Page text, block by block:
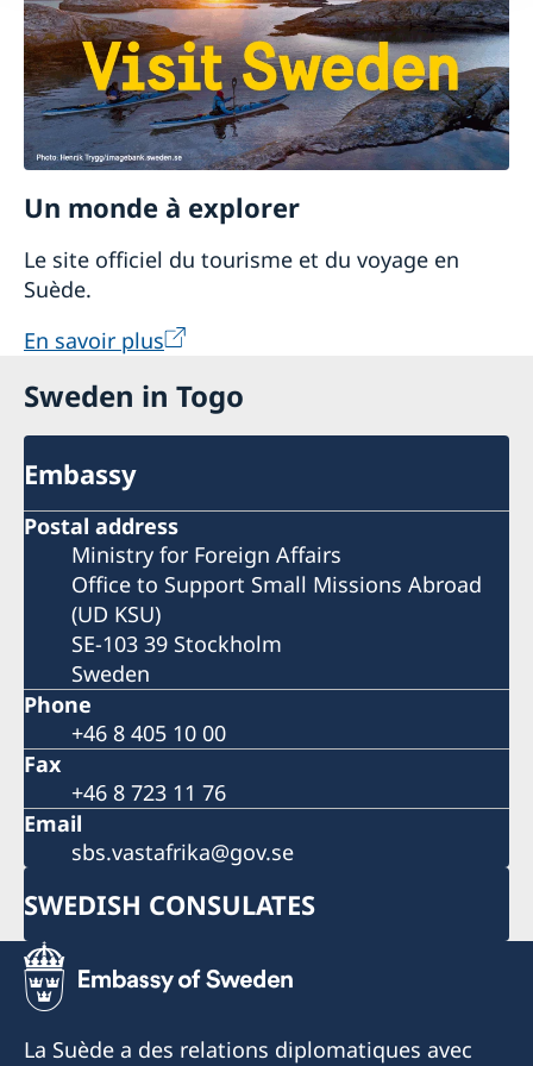
Un monde à explorer
Le site officiel du tourisme et du voyage en
Suède.
En savoir plus
Sweden in Togo
Embassy
Postal address
Ministry for Foreign Affairs
Office to Support Small Missions Abroad
(UD KSU)
SE-103 39 Stockholm
Sweden
Phone
+46 8 405 10 00
Fax
+46 8 723 11 76
Email
sbs.vastafrika@gov.se
SWEDISH CONSULATES
La Suède a des relations diplomatiques avec